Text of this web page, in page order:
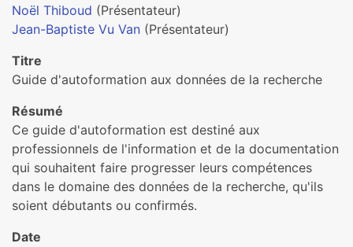
Noël Thiboud (Présentateur)
Jean-Baptiste Vu Van (Présentateur)
Titre
Guide d'autoformation aux données de la recherche
Résumé
Ce guide d'autoformation est destiné aux
professionnels de l'information et de la documentation
qui souhaitent faire progresser leurs compétences
dans le domaine des données de la recherche, qu'ils
soient débutants ou confirmés.
Date